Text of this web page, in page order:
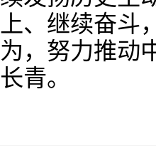
上、继续奋
为，努力推动
长青。